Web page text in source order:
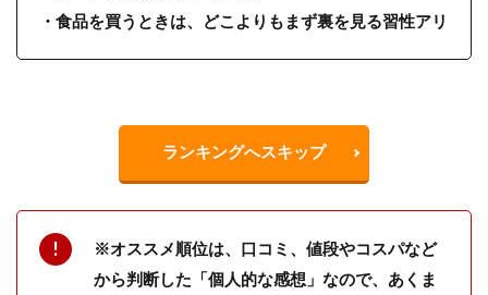
・食品を買うときは、どこよりもまず裏を見る習性アリ
ランキングへスキップ
※オススメ順位は、口コミ、値段やコスパなど
から判断した「個人的な感想」なので、あくま